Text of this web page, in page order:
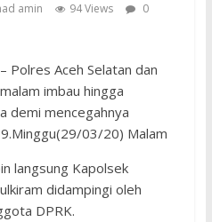
amin 94 Views
0
Polres Aceh Selatan dan
imbau hingga
demi mencegahnya
03/20) Malam
langsung Kapolsek
didampingi oleh
DPRK.